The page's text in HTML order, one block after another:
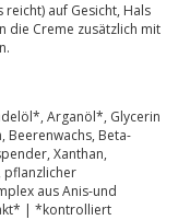
auf Gesicht, Hals
die Creme zusätzlich mit
Arganöl*, Glycerin
Beerenwachs, Beta-
Xanthan,
pflanzlicher
aus Anis-und
| *kontrolliert